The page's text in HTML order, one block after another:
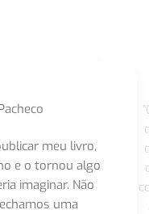
meu livro,
e o tornou algo
imaginar. Não
uma